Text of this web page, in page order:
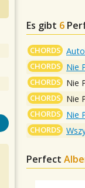
Es gibt 6
CHORDS
CHORDS Nie
CHORDS Nie
CHORDS Nie
CHORDS Nie
CHORDS
Perfect